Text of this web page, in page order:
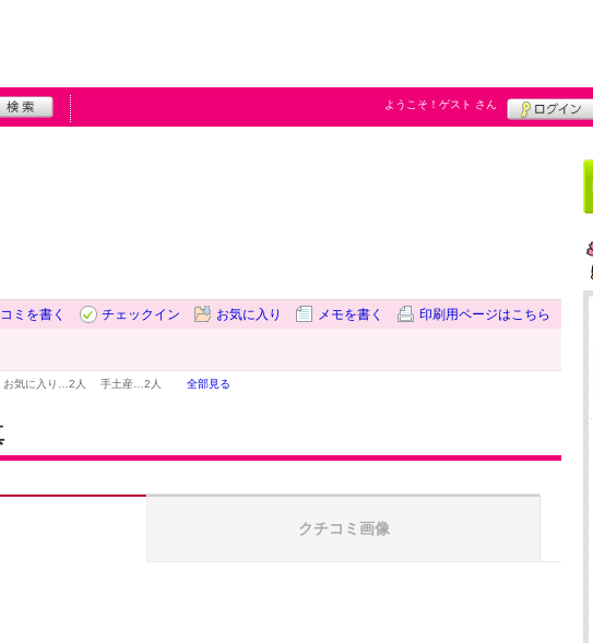
ようこそ！ ゲスト さん
ミを書く
チェックイン お気に入り メモを書く 印刷用ページはこちら
お気に入り… 2人 手土産… 2人 全部見る
クチコミ画像